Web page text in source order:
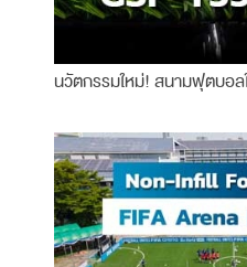
นวัตกรรมใหม่! สนามฟุตบอ